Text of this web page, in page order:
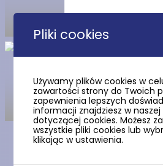
Route No. 2 – Lake
Pliki cookies
Używamy plików cookies w
zawartości strony do Twoich
zapewnienia lepszych
informacji znajdziesz w
dotyczącej cookies. Możesz
wszystkie pliki cookies lub
klikając w ustawienia.